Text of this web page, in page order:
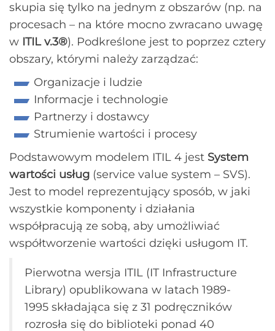
skupia się tylko na jednym z obszarów (np. na
procesach – na które mocno zwracano uwagę
w ITIL v.3®). Podkreślone jest to poprzez cztery
obszary, którymi należy zarządzać:
Organizacje i ludzie
Informacje i technologie
Partnerzy i dostawcy
Strumienie wartości i procesy
Podstawowym modelem ITIL 4 jest System
wartości usług (service value system – SVS).
Jest to model reprezentujący sposób, w jaki
wszystkie komponenty i działania
współpracują ze sobą, aby umożliwiać
współtworzenie wartości dzięki usługom IT.
Pierwotna wersja ITIL (IT Infrastructure
Library) opublikowana w latach 1989-
1995 składająca się z 31 podręczników
rozrosła się do biblioteki ponad 40